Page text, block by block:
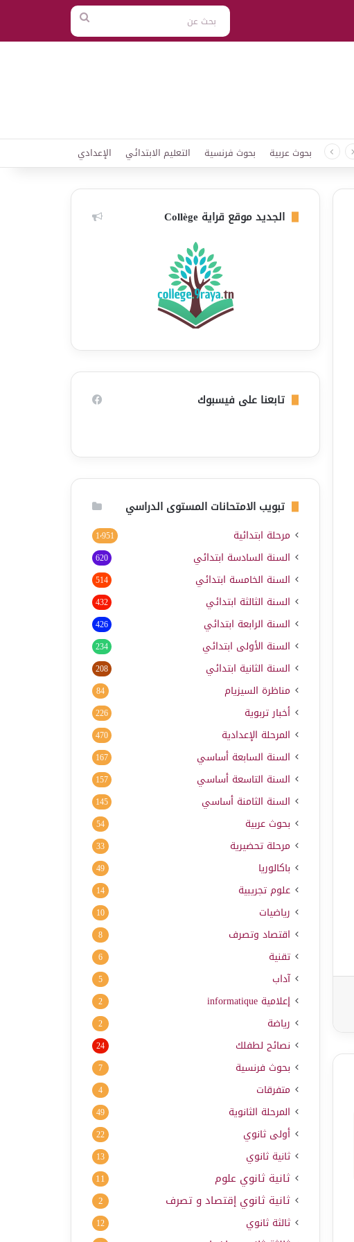
بحث
عن
بحوث عربية بحوث فرنسية التعليم الابتدائي الإعدادي
الجديد موقع قراية Collège
تابعنا على فيسبوك
تبويب الامتحانات المستوى الدراسي
مرحلة ابتدائية 1٬951
السنة السادسة ابتدائي 620
السنة الخامسة ابتدائي 514
السنة الثالثة ابتدائي 432
السنة الرابعة ابتدائي 426
السنة الأولى ابتدائي 234
السنة الثانية ابتدائي 208
مناظرة السيزيام 84
أخبار تربوية 226
المرحلة الإعدادية 470
السنة السابعة أساسي 167
السنة التاسعة أساسي 157
السنة الثامنة أساسي 145
بحوث عربية 54
مرحلة تحضيرية 33
باكالوريا 49
علوم تجريبية 14
رياضيات 10
اقتصاد وتصرف 8
تقنية 6
آداب 5
إعلامية informatique
2
رياضة 2
نصائح لطفلك 24
بحوث فرنسية 7
متفرقات 4
المرحلة الثانوية 49
أولى ثانوي 22
ثانية ثانوي 13
ثانية ثانوي علوم 11
ثانية ثانوي إقتصاد و تصرف 2
ثالثة ثانوي 12